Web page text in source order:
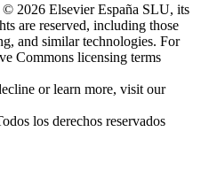
2026 Elsevier España SLU, its
are reserved, including those
and similar technologies. For
Commons licensing terms
or learn more, visit our
los derechos reservados